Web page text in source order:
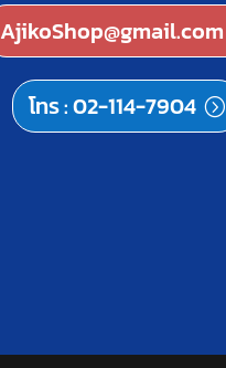
AjikoShop@gmail.com
โทร : 02-114-7904